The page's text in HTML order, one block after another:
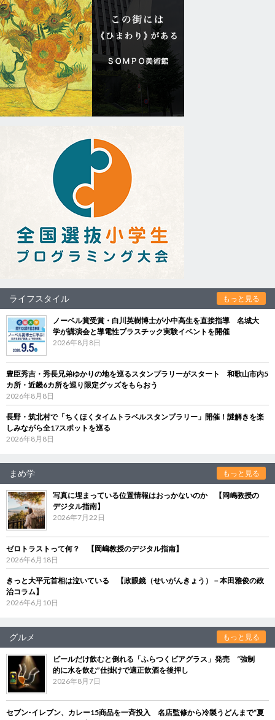
ライフスタイル もっと見る
ノーベル賞受賞・白川英樹博士が小中高生を直接指導 名城大
学が講演会と導電性プラスチック実験イベントを開催
2026年8月8日
豊臣秀吉・秀長兄弟ゆかりの地を巡るスタンプラリーがスタート 和歌山市内5
カ所・近畿6カ所を巡り限定グッズをもらおう
2026年8月8日
長野・筑北村で「ちくほくタイムトラベルスタンプラリー」開催！謎解きを楽
しみながら全17スポットを巡る
2026年8月8日
まめ学 もっと見る
写真に埋まっている位置情報はおっかないのか 【岡嶋教授の
デジタル指南】
2026年7月22日
ゼロトラストって何？ 【岡嶋教授のデジタル指南】
2026年6月18日
きっと大平元首相は泣いている 【政眼鏡（せいがんきょう）－本田雅俊の政
治コラム】
2026年6月10日
グルメ もっと見る
ビールだけ飲むと倒れる「ふらつくビアグラス」発売 “強制
的に水を飲む”仕掛けで適正飲酒を後押し
2026年8月7日
セブン‐イレブン、カレー15商品を一斉投入 名店監修から冷製うどんまで“夏